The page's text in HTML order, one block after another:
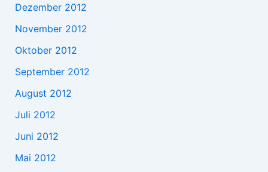
Dezember 2012
November 2012
Oktober 2012
September 2012
August 2012
Juli 2012
Juni 2012
Mai 2012